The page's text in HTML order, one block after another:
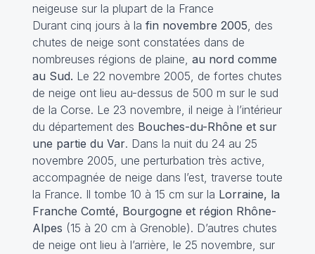
neigeuse sur la plupart de la France
Durant cinq jours à la fin novembre 2005, des
chutes de neige sont constatées dans de
nombreuses régions de plaine, au nord comme
au Sud. Le 22 novembre 2005, de fortes chutes
de neige ont lieu au-dessus de 500 m sur le sud
de la Corse. Le 23 novembre, il neige à l’intérieur
du département des Bouches-du-Rhône et sur
une partie du Var. Dans la nuit du 24 au 25
novembre 2005, une perturbation très active,
accompagnée de neige dans l’est, traverse toute
la France. Il tombe 10 à 15 cm sur la Lorraine, la
Franche Comté, Bourgogne et région Rhône-
Alpes (15 à 20 cm à Grenoble). D’autres chutes
de neige ont lieu à l’arrière, le 25 novembre, sur